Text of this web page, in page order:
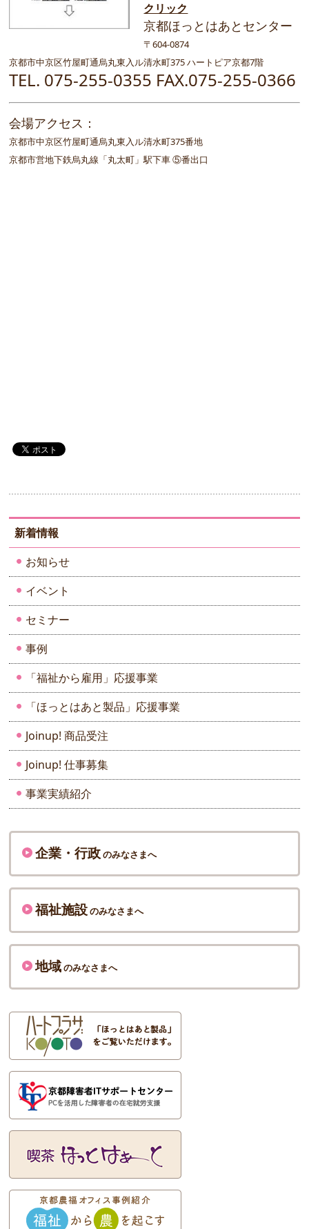
クリック
京都ほっとはあとセンター
〒604-0874
京都市中京区竹屋町通烏丸東入ル清水町375 ハートピア京都7階
TEL. 075-255-0355 FAX.075-255-0366
会場アクセス：
京都市中京区竹屋町通烏丸東入ル清水町375番地
京都市営地下鉄烏丸線「丸太町」駅下車 ⑤番出口
新着情報
お知らせ
イベント
セミナー
事例
「福祉から雇用」応援事業
「ほっとはあと製品」応援事業
Joinup! 商品受注
Joinup! 仕事募集
事業実績紹介
企業・行政のみなさまへ
福祉施設のみなさまへ
地域のみなさまへ